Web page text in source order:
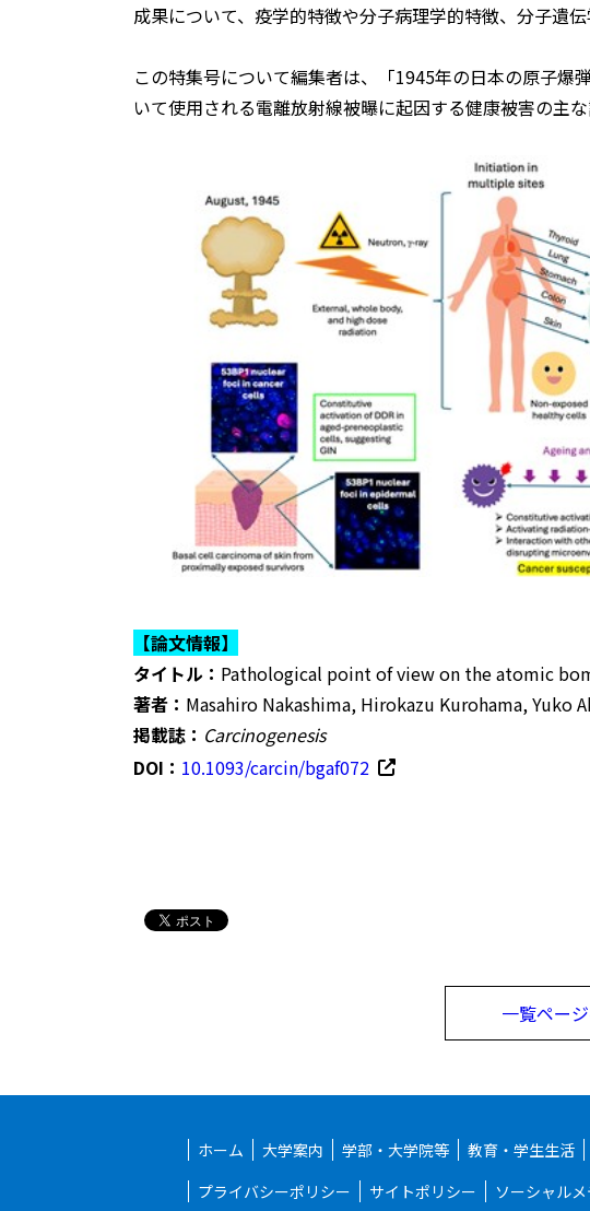
成果について、疫学的特徴や分子病理学的特徴、分子遺
この特集号について編集者は、「1945年の日本の原子爆
いて使用される電離放射線被曝に起因する健康被害の主
【論文情報】
タイトル： Pathological point of view on the atomic
著者： Masahiro Nakashima, Hirokazu Kurohama, Yuko
掲載誌： Carcinogenesis
DOI： 10.1093/carcin/bgaf072
一覧ペー
ホーム 大学案内 学部・大学院等 教育・学生生活
プライバシーポリシー
サイトポリシー ソーシャル